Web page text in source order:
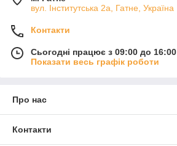
вул. Інститутська 2а, Гатне, Україна
Контакти
Сьогодні працює з 09:00 до 16:00
Показати весь графік роботи
Про нас
Контакти